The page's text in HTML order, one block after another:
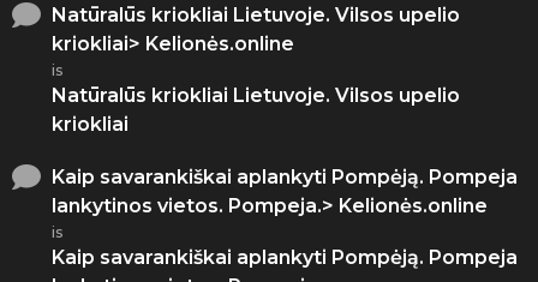
Natūralūs kriokliai Lietuvoje. Vilsos upelio
kriokliai> Kelionės.online
is
Natūralūs kriokliai Lietuvoje. Vilsos upelio
kriokliai
Kaip savarankiškai aplankyti Pompėją. Pompeja
lankytinos vietos. Pompeja.> Kelionės.online
is
Kaip savarankiškai aplankyti Pompėją. Pompeja